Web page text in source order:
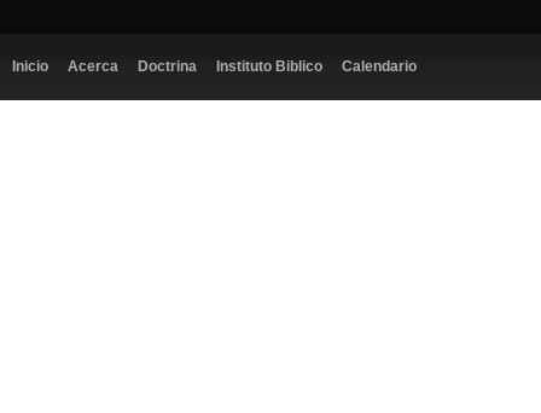
Inicio Acerca Doctrina Instituto Biblico Calendario